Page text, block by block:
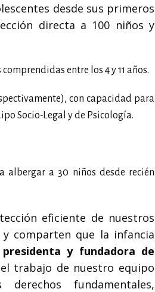
desde sus primeros
directa a 100 niños y
entre los 4 y 11 años.
con capacidad para
Socio-Legal y de Psicología.
a 30 niños desde recién
eficiente de nuestros
comparten que la infancia
presidenta y fundadora de
trabajo de nuestro equipo
fundamentales,